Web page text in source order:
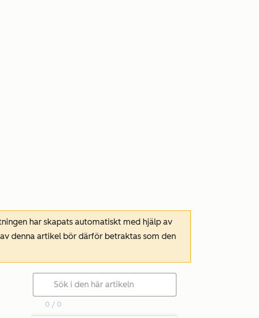
har skapats automatiskt med hjälp av
denna artikel bör därför betraktas som den
0 / 0